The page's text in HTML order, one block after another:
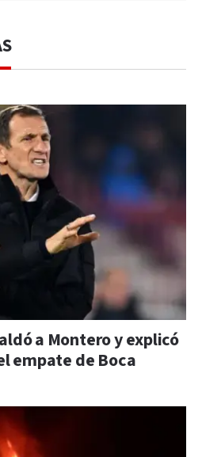
a Montero y explicó
empate de Boca